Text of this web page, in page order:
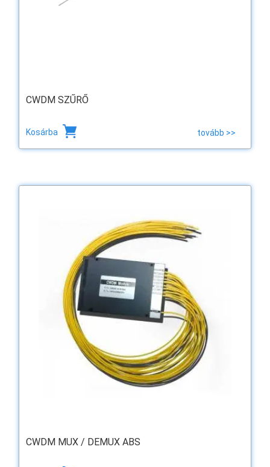
CWDM SZŰRŐ
Kosárba tovább >>
CWDM MUX / DEMUX ABS